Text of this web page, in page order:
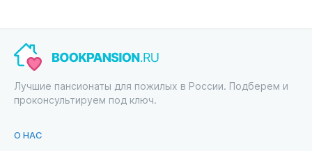
Лучшие пансионаты для пожилых в России. Подберем и
проконсультируем под ключ.
О НАС